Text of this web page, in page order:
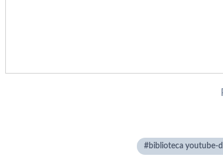
biblioteca youtube-dll